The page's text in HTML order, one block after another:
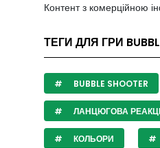
Контент з комерційною
ТЕГИ ДЛЯ ГРИ
BUBBLE SHOOTER
ЛАНЦЮГОВА
КОЛЬОРИ